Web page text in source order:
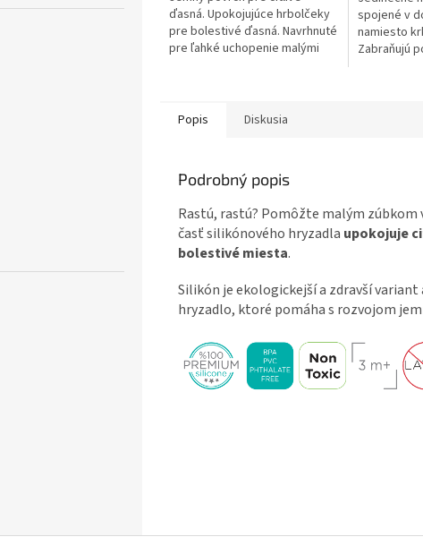
hviezdičiek.
ďasná. Upokojujúce hrbolčeky
pre bolestivé ďasná. Navrhnuté
pre ľahké uchopenie malými
hviezdičiek.
spojené v
namiesto
Zabraňujú
Popis Diskusia
Podrobný popis
Rastú, rastú? Pomôžte malým
časť silikónového hryzadla upokojuje
bolestivé miesta.
Silikón je ekologickejší a zdravší
hryzadlo, ktoré pomáha s rozvojom